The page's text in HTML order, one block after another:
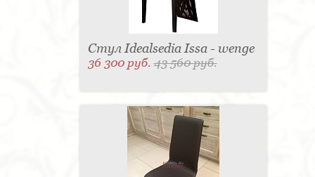
Стул Idealsedia Issa - wenge
36 300 руб.43 560 руб.